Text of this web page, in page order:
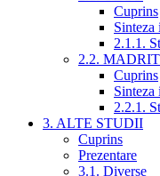
Cuprins
2.1.1.
2.2. MADRIT
Cuprins
2.2.1.
3. ALTE STUDII
Cuprins
Prezentare
3.1. Diverse